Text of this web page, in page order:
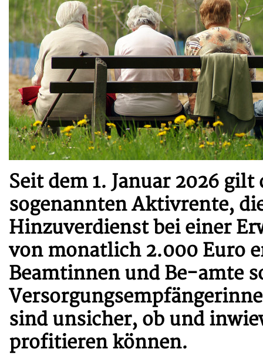
Seit dem 1. Januar 2026
sogenannten Aktivrente,
Hinzuverdienst bei einer
von monatlich 2.000 Euro
Beamtinnen und Be-amte
sind unsicher, ob und
profitieren können.